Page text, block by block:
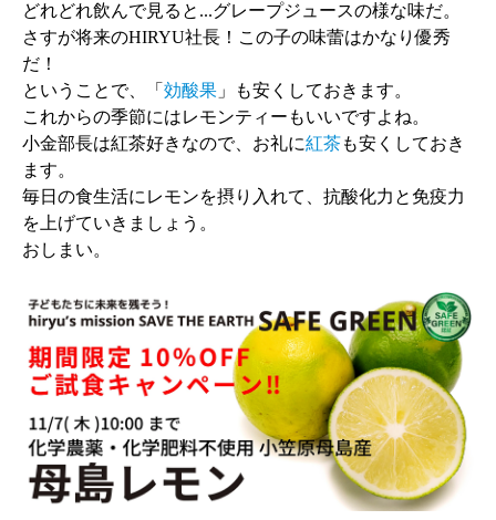
どれどれ飲んで見ると...グレープジュースの様な味だ。
さすが将来のHIRYU社長！この子の味蕾はかなり優秀
だ！
ということで、「 効酸果 」も安くしておきます。
これからの季節にはレモンティーもいいですよね。
小金部長は紅茶好きなので、お礼に紅茶も安くしておき
ます。
毎日の食生活にレモンを摂り入れて、抗酸化力と免疫力
を上げていきましょう。
おしまい。